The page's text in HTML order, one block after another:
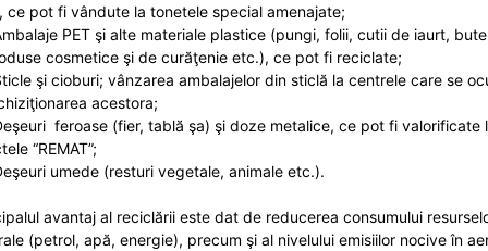
ce pot fi vândute la tonetele special amenajate;
PET şi alte materiale plastice (pungi, folii, cutii de iaurt,
cosmetice şi de curăţenie etc.), ce pot fi reciclate;
şi cioburi; vânzarea ambalajelor din sticlă la centrele care se
acestora;
feroase (fier, tablă şa) şi doze metalice, ce pot fi valorificate
“REMAT”;
umede (resturi vegetale, animale etc.).
avantaj al reciclării este dat de reducerea consumului
(petrol, apă, energie), precum şi al nivelului emisiilor nocive în